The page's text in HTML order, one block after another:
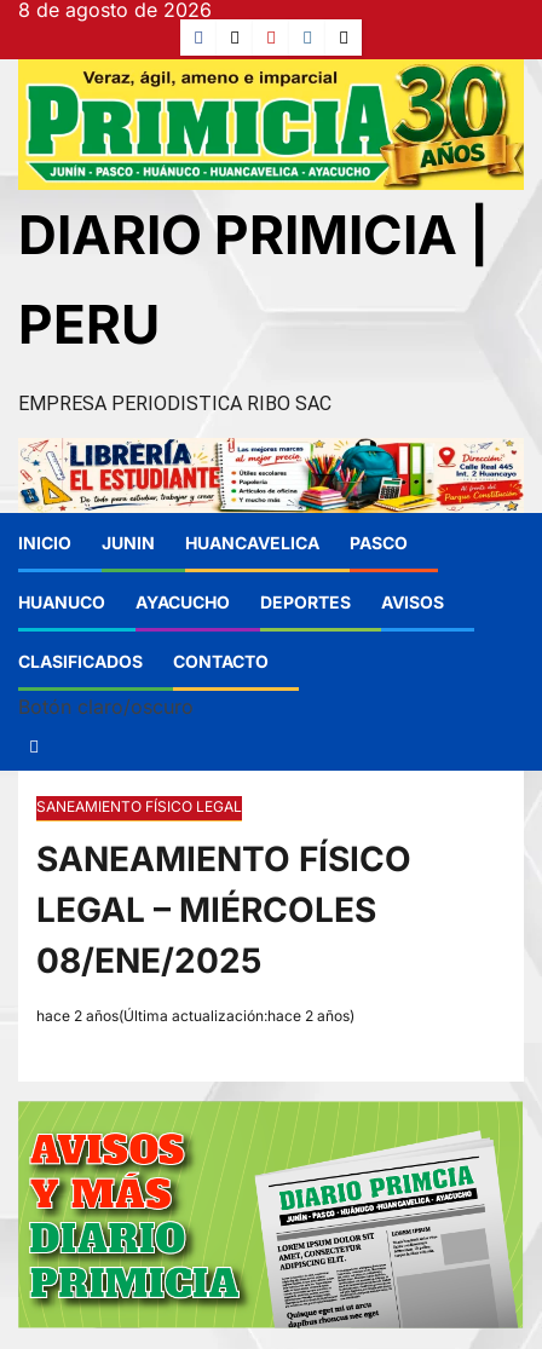
contenido
8 de agosto de 2026
Facebook
TikTokYouTube
Instagram
X
DIARIO PRIMICIA |
PERU
EMPRESA PERIODISTICA RIBO SAC
INICIO JUNIN HUANCAVELICA PASCO
HUANUCO AYACUCHO DEPORTES AVISOS
CLASIFICADOS CONTACTO
Botón claro/oscuro
SANEAMIENTO FÍSICO LEGAL
SANEAMIENTO FÍSICO
LEGAL – MIÉRCOLES
08/ENE/2025
hace 2 años(Última actualización:hace 2 años)